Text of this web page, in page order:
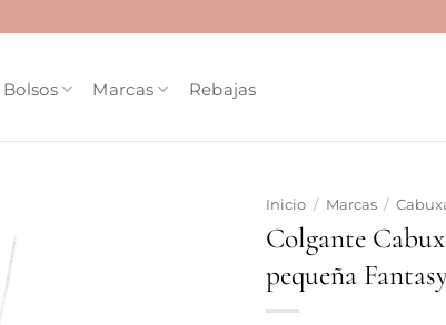
Bolsos Marcas Rebajas
Inicio / Marcas /
Colgante
pequeña